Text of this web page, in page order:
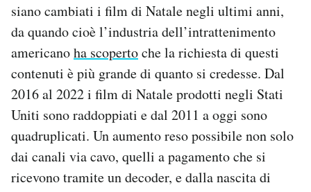
siano cambiati i film di Natale negli ultimi anni,
da quando cioè l’industria dell’intrattenimento
americanoha scopertoche la richiesta di questi
contenuti è più grande di quanto si credesse. Dal
2016 al 2022 i film di Natale prodotti negli Stati
Uniti sono raddoppiati e dal 2011 a oggi sono
quadruplicati. Un aumento reso possibile non solo
dai canali via cavo, quelli a pagamento che si
ricevono tramite un decoder, e dalla nascita di